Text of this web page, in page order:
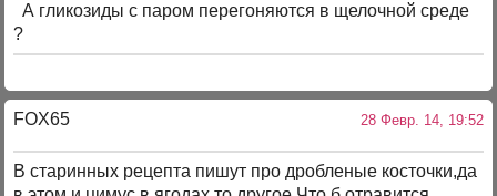
А гликозиды с паром перегоняются в щелочной среде
?
FOX65 28 Февр. 14, 19:52
В старинных рецепта пишут про дробленые косточки,да